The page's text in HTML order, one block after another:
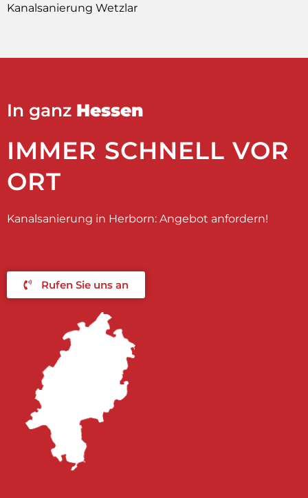
Kanalsanierung Wetzlar
In ganz Hessen
IMMER SCHNELL VOR
ORT
Kanalsanierung in Herborn: Angebot anfordern!
Rufen Sie uns an